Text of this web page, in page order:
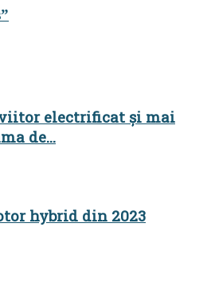
electrificat și mai
de...
hybrid din 2023